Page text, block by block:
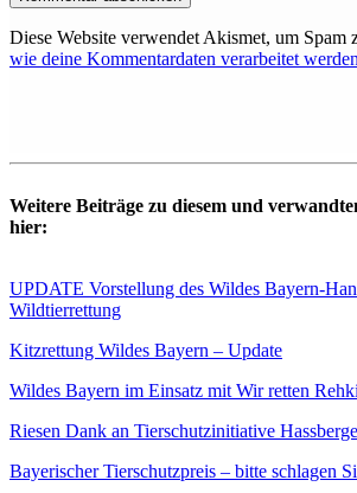
Diese Website verwendet Akismet, um Spam
wie deine Kommentardaten verarbeitet
Weitere Beiträge zu diesem und
hier:
UPDATE Vorstellung des Wildes Bayern-
Wildtierrettung
Kitzrettung Wildes Bayern – Update
Wildes Bayern im Einsatz mit Wir retten
Riesen Dank an Tierschutzinitiative
Bayerischer Tierschutzpreis – bitte schlagen